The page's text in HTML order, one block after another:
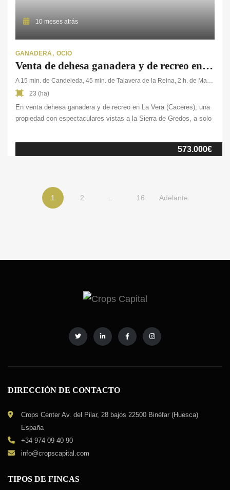
10 meses atrás
GANADERA OCIO
Venta de dehesa ganadera y de recreo en La Vera
23 (ha)
En venta dehesa ganadera y de recreo en La Vera (Caceres), una
propiedad con espectaculares vistas a la Sierra de Gredos, a solo
ha., combina pastos y pastos arbolados con 5 ha. de robledal,
573.000€
1 2 16 Adelante
DIRECCIÓN DE CONTACTO
Crops Center Av. del Pilar, 28 bajos 22500 Binéfar (Huesca)
España
+34 974 09 40 90
info@cropscapital.com
TIPOS DE FINCAS